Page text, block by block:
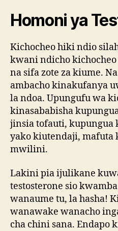
Homoni ya
Kichocheo hiki ndio
kwani ndicho
na sifa zote za kiume.
ambacho kinakufanya
la ndoa. Upungufu wa
kinasababisha
jinsia tofauti, kupungua
yako kiutendaji, mafuta
mwilini.
Lakini pia ijulikane
testosterone sio
wanaume tu, la hasha!
wanawake wanacho
cha chini sana. Endapo